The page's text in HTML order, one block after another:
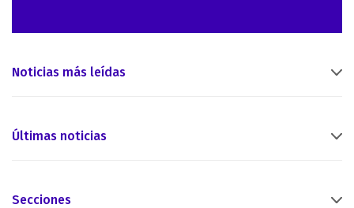
Noticias más leídas
Últimas noticias
Secciones